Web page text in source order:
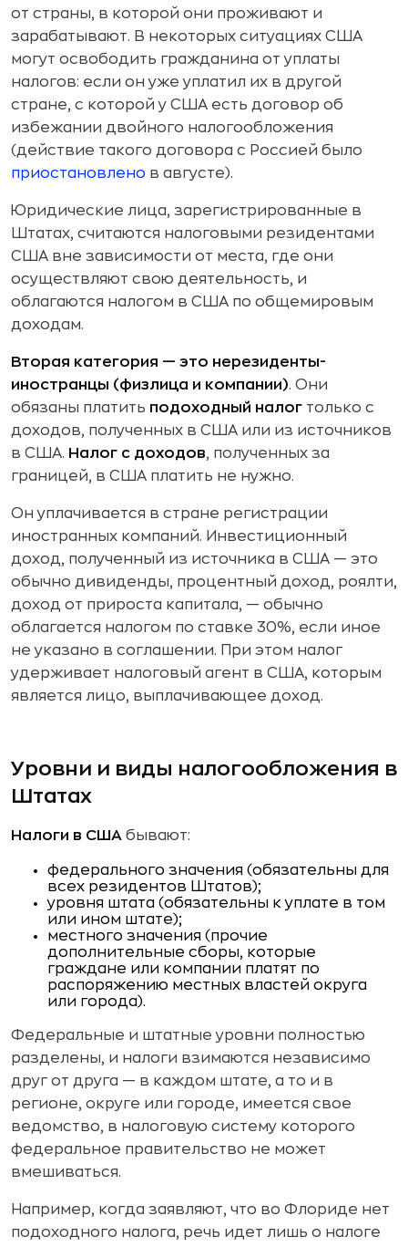
от страны, в которой они проживают и
зарабатывают. В некоторых ситуациях США
могут освободить гражданина от уплаты
налогов: если он уже уплатил их в другой
стране, с которой у США есть договор об
избежании двойного налогообложения
(действие такого договора с Россией было
приостановлено в августе).
Юридические лица, зарегистрированные в
Штатах, считаются налоговыми резидентами
США вне зависимости от места, где они
осуществляют свою деятельность, и
облагаются налогом в США по общемировым
доходам.
Вторая категория — это нерезиденты-
иностранцы (физлица и компании). Они
обязаны платить подоходный налог только с
доходов, полученных в США или из источников
в США. Налог с доходов, полученных за
границей, в США платить не нужно.
Он уплачивается в стране регистрации
иностранных компаний. Инвестиционный
доход, полученный из источника в США — это
обычно дивиденды, процентный доход, роялти,
доход от прироста капитала, — обычно
облагается налогом по ставке 30%, если иное
не указано в соглашении. При этом налог
удерживает налоговый агент в США, которым
является лицо, выплачивающее доход.
Уровни и виды налогообложения в
Штатах
Налоги в США бывают:
федерального значения (обязательны для
всех резидентов Штатов);
уровня штата (обязательны к уплате в том
или ином штате);
местного значения (прочие
дополнительные сборы, которые
граждане или компании платят по
распоряжению местных властей округа
или города).
Федеральные и штатные уровни полностью
разделены, и налоги взимаются независимо
друг от друга — в каждом штате, а то и в
регионе, округе или городе, имеется свое
ведомство, в налоговую систему которого
федеральное правительство не может
вмешиваться.
Например, когда заявляют, что во Флориде нет
подоходного налога, речь идет лишь о налоге